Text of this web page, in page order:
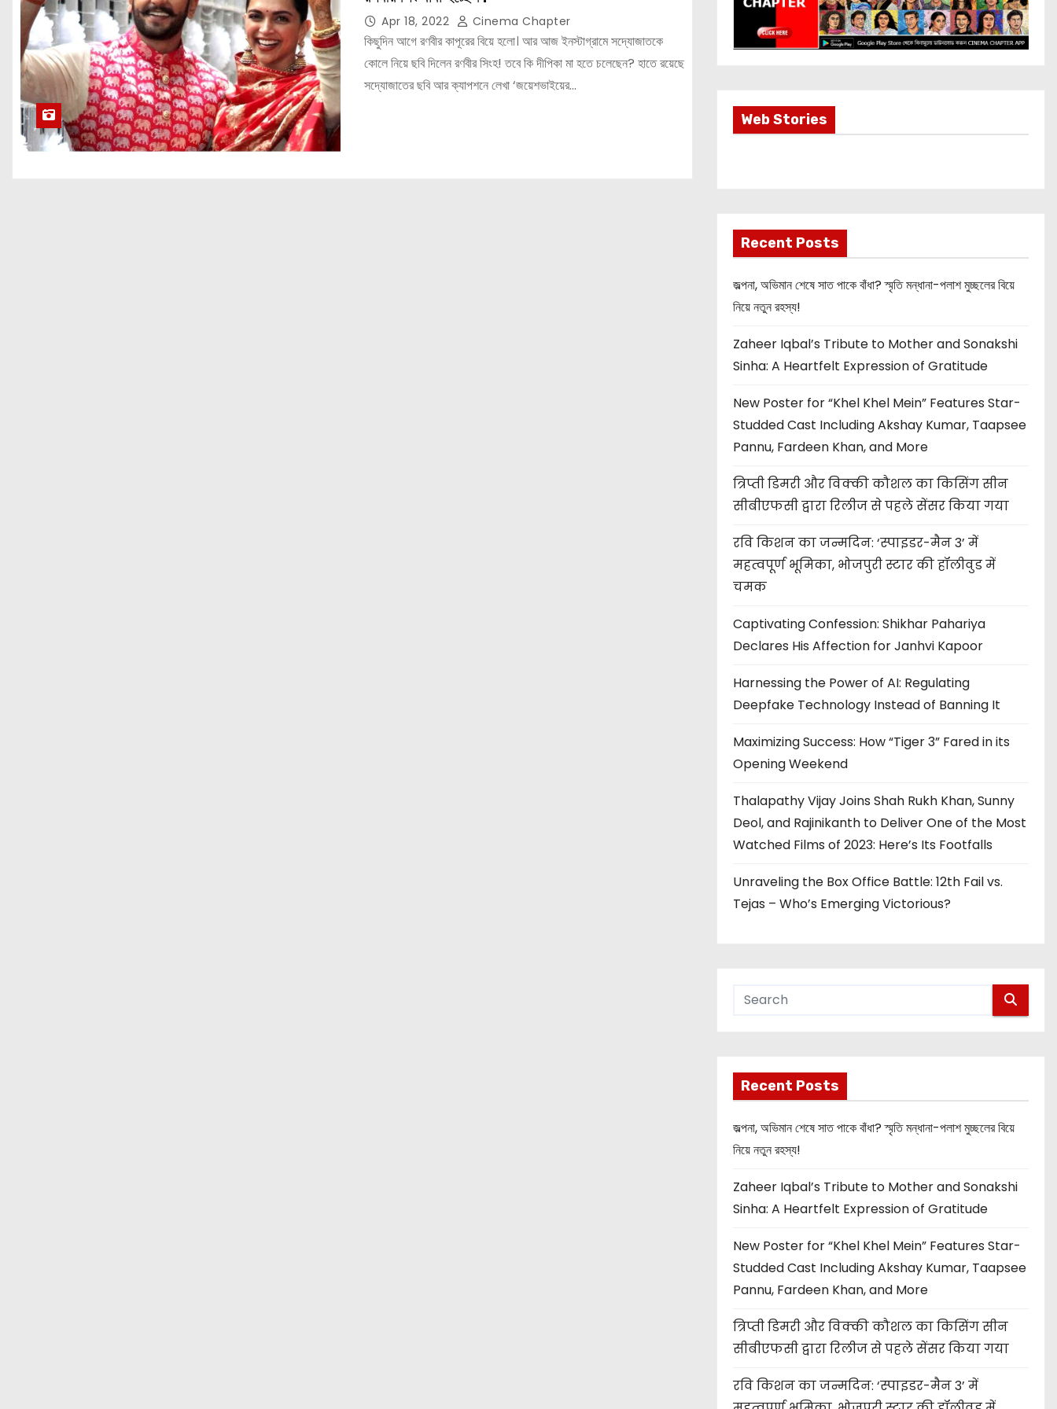
Apr 18, 2022 Cinema Chapter
কিছুদিন আগে রণবীর কাপূরের বিয়ে হলো। আর আজ ইনস্টাগ্রামে সদ্যোজাতকে
কোলে নিয়ে ছবি দিলেন রণবীর সিংহ! তবে কি দীপিকা মা হতে চলেছেন? হাতে রয়েছে
সদ্যোজাতের ছবি আর ক্যাপশনে লেখা ‘জয়েশভাইয়ের…
Web StoriesMost Important
Info about
Recent Posts
জল্পনা, অভিমান শেষে সাত পাকে বাঁধা? স্মৃতি মন্ধানা-পলাশ মুচ্ছলের বিয়ে
নিয়ে নতুন রহস্য!
Zaheer Iqbal’s Tribute to Mother and Sonakshi
Sinha: A Heartfelt Expression of Gratitude
New Poster for “Khel Khel Mein” Features Star-
Studded Cast Including Akshay Kumar, Taapsee
Pannu, Fardeen Khan, and More
त्रिप्ती डिमरी और विक्की कौशल का किसिंग सीन
सीबीएफसी द्वारा रिलीज से पहले सेंसर किया गया
रवि किशन का जन्मदिन: ‘स्पाइडर-मैन 3’ में
महत्वपूर्ण भूमिका, भोजपुरी स्टार की हॉलीवुड में
चमक
Captivating Confession: Shikhar Pahariya
Declares His Affection for Janhvi Kapoor
Harnessing the Power of AI: Regulating
Deepfake Technology Instead of Banning It
Maximizing Success: How “Tiger 3” Fared in its
Opening Weekend
Thalapathy Vijay Joins Shah Rukh Khan, Sunny
Deol, and Rajinikanth to Deliver One of the Most
Watched Films of 2023: Here’s Its Footfalls
Unraveling the Box Office Battle: 12th Fail vs.
Tejas – Who’s Emerging Victorious?
Recent Posts
জল্পনা, অভিমান শেষে সাত পাকে বাঁধা? স্মৃতি মন্ধানা-পলাশ মুচ্ছলের বিয়ে
নিয়ে নতুন রহস্য!
Zaheer Iqbal’s Tribute to Mother and Sonakshi
Sinha: A Heartfelt Expression of Gratitude
New Poster for “Khel Khel Mein” Features Star-
Studded Cast Including Akshay Kumar, Taapsee
Pannu, Fardeen Khan, and More
त्रिप्ती डिमरी और विक्की कौशल का किसिंग सीन
सीबीएफसी द्वारा रिलीज से पहले सेंसर किया गया
रवि किशन का जन्मदिन: ‘स्पाइडर-मैन 3’ में